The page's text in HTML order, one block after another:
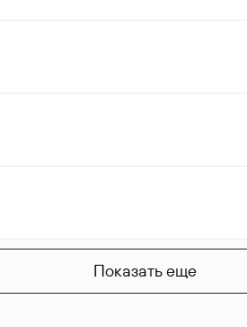
Показать еще